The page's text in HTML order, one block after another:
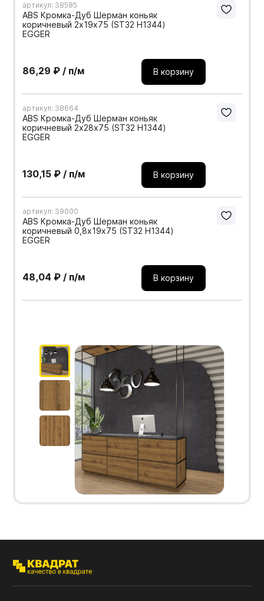
артикул: 38585
ABS Кромка-Дуб Шерман коньяк
коричневый 2х19х75 (ST32 H1344)
EGGER
86,29 ₽ / п/м В корзину
артикул: 38664
ABS Кромка-Дуб Шерман коньяк
коричневый 2х28х75 (ST32 H1344)
EGGER
130,15 ₽ / п/м В корзину
артикул: 39000
ABS Кромка-Дуб Шерман коньяк
коричневый 0,8х19х75 (ST32 H1344)
EGGER
48,04 ₽ / п/м В корзину